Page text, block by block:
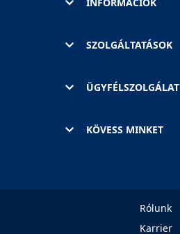
SZOLGÁLTATÁSOK
ÜGYFÉLSZOLGÁLAT
KÖVESS MINKET
Rólunk
Karrier